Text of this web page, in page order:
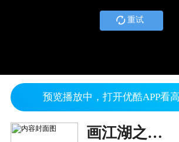
重试
预览播放中，打开优酷APP看
画江湖之不良人 第二季